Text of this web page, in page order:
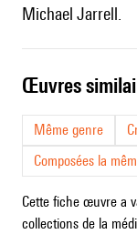
Michael Jarrell.
œuvres
Même genre
Composées la
Cette fiche œuvre a
collections de la